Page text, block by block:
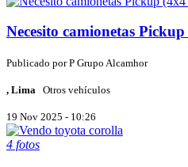
Necesito camionetas
Publicado porP Grupo Alcamhor
, Lima Otros vehículos
19 Nov 2025 - 10:26
4 fotos